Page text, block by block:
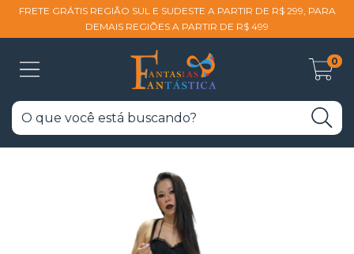
FRETE GRÁTIS REGIÃO SUL E SUDESTE A PARTIR DE R$ 299, PARA
DEMAIS REGIÕES A PARTIR DE R$ 499
0